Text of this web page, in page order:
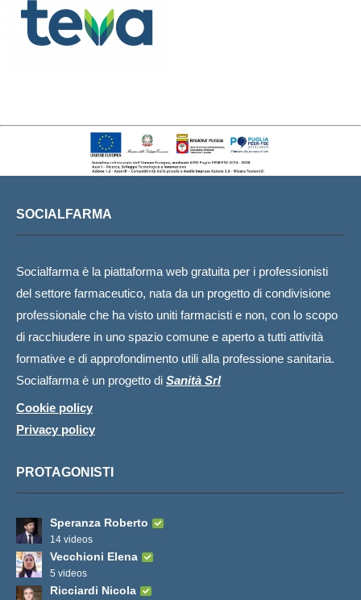
SOCIALFARMA
Socialfarma è la piattaforma web gratuita per i professionisti
del settore farmaceutico, nata da un progetto di condivisione
professionale che ha visto uniti farmacisti e non, con lo scopo
di racchiudere in uno spazio comune e aperto a tutti attività
formative e di approfondimento utili alla professione sanitaria.
Socialfarma è un progetto di Sanità Srl
Cookie policy
Privacy policy
PROTAGONISTI
Speranza Roberto
14 videos
Vecchioni Elena
5 videos
Ricciardi Nicola